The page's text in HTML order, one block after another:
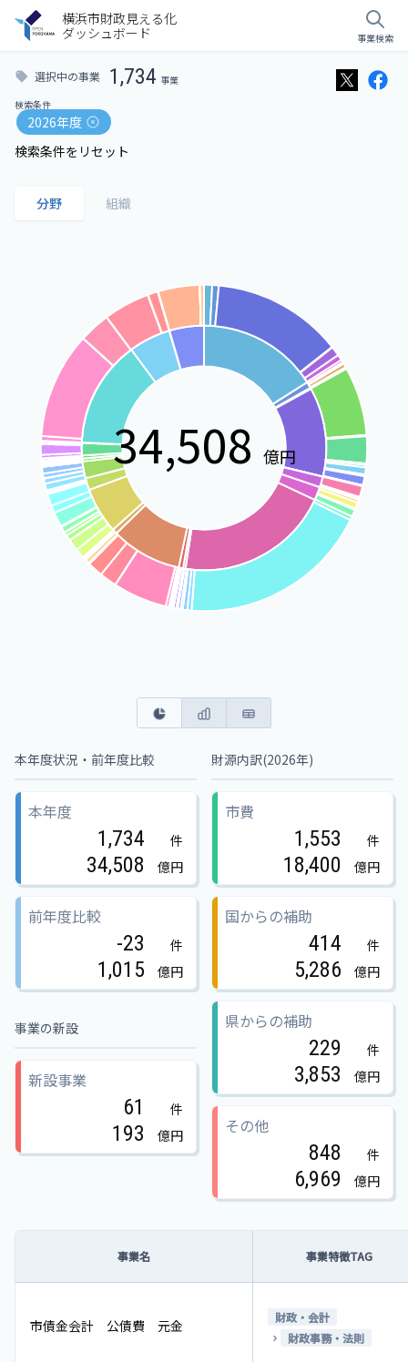
横浜市財政見える化
ダッシュボード
事業検索
選択中の事業 1,734 事業
検索条件
2026年度
検索条件をリセット
分野 組織
34,508 億円
本年度状況・前年度比較
本年度
1,734 件
34,508 億円
前年度比較
-23 件
1,015 億円
事業の新設
新設事業
61 件
193 億円
財源内訳(2026年)
市費
1,553 件
18,400 億円
国からの補助
414 件
5,286 億円
県からの補助
229 件
3,853 億円
その他
848 件
6,969 億円
事業名 事業特徴TAG
市債金会計 公債費 元金
財政・会計
財政事務・法則